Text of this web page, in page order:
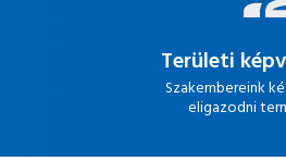
Területi
Szakembereink
eligazodni